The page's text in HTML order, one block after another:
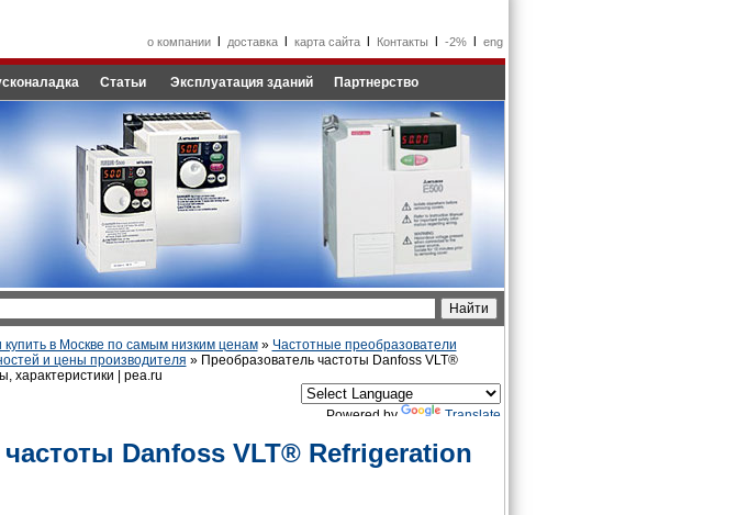
о компанииl доставкаl карта сайтаl Контакты -2%l eng
Статьи Эксплуатация зданий Партнерство
в Москве по самым низким ценам» Частотные преобразователи
и цены производителя » Преобразователь частоты Danfoss VLT®
характеристики | pea.ru
Powered by Translate
Danfoss VLT® Refrigeration